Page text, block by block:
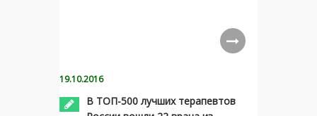
19.10.2016
В ТОП-500 лучших терапевтов